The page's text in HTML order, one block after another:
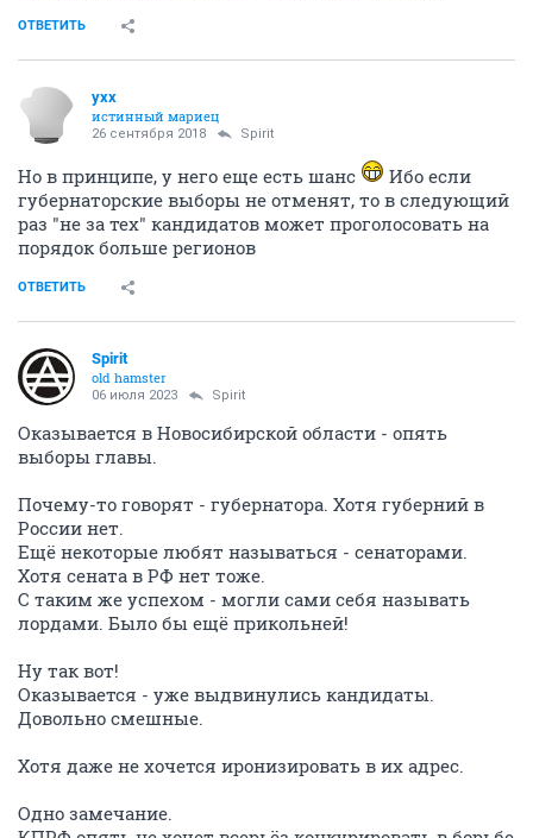
ОТВЕТИТЬ
yxx
истинный мариец
26 сентября 2018 Spirit
Но в принципе, у него еще есть шанс
Ибо если
губернаторские выборы не отменят, то в следующий
раз "не за тех" кандидатов может проголосовать на
порядок больше регионов
ОТВЕТИТЬ
Spirit
old hamster
06 июля 2023 Spirit
Оказывается в Новосибирской области - опять
выборы главы.
Почему-то говорят - губернатора. Хотя губерний в
России нет.
Ещё некоторые любят называться - сенаторами.
Хотя сената в РФ нет тоже.
С таким же успехом - могли сами себя называть
лордами. Было бы ещё прикольней!
Ну так вот!
Оказывается - уже выдвинулись кандидаты.
Довольно смешные.
Хотя даже не хочется иронизировать в их адрес.
Одно замечание.